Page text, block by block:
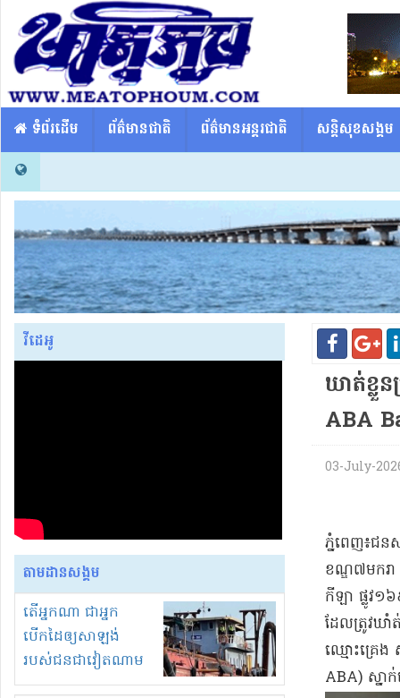
​​ ទំព័រដើម ព័ត៌មានជាតិ ព័ត៌មានអន្តរជាតិ សន្តិសុខសង្គម
វីដេអូ
តាមដានសង្គម
តើអ្នកណា ជាអ្នក
បើកដៃឲ្យសាឡង់
របស់ជនជាវៀតណាម
ចូល មកខុស
ឃាត់ខ្លួ
ABA
03-July-
ភ្នំពេញ​៖​ជន
ខណ្ឌ​៧​មករ
កីឡា ផ្លូវ​១
ដែល​ត្រូវ​ឃាំ​
ឈ្មោះ​គ្រេង
ABA) ស្នា